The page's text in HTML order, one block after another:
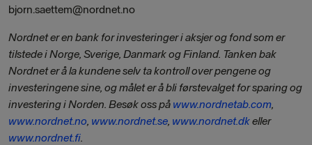
bjorn.saettem@nordnet.no
Nordnet er en bank for investeringer i aksjer og fond som er
tilstede i Norge, Sverige, Danmark og Finland. Tanken bak
Nordnet er å la kundene selv ta kontroll over pengene og
investeringene sine, og målet er å bli førstevalget for sparing og
investering i Norden. Besøk oss på www.nordnetab.com,
www.nordnet.no, www.nordnet.se, www.nordnet.dkeller
www.nordnet.fi.